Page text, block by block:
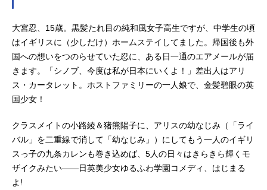
大宮忍、15歳。黒髪たれ目の純和風女子高生ですが、中学生の頃
はイギリスに（少しだけ）ホームステイしてました。帰国後も外
国への想いをつのらせていた忍に、ある日一通のエアメールが届
きます。「シノブ、今度は私が日本にいくよ！」差出人はアリ
ス・カータレット。ホストファミリーの一人娘で、金髪碧眼の英
国少女！
クラスメイトの小路綾＆猪熊陽子に、アリスの幼なじみ（「ライ
バル」を二重線で消して「幼なじみ」）にしてもう一人のイギリ
スっ子の九条カレンも巻き込めば、5人の日々はきらきら輝くモ
ザイクみたい――日英美少女ゆるふわ学園コメディ、はじまる
よ!